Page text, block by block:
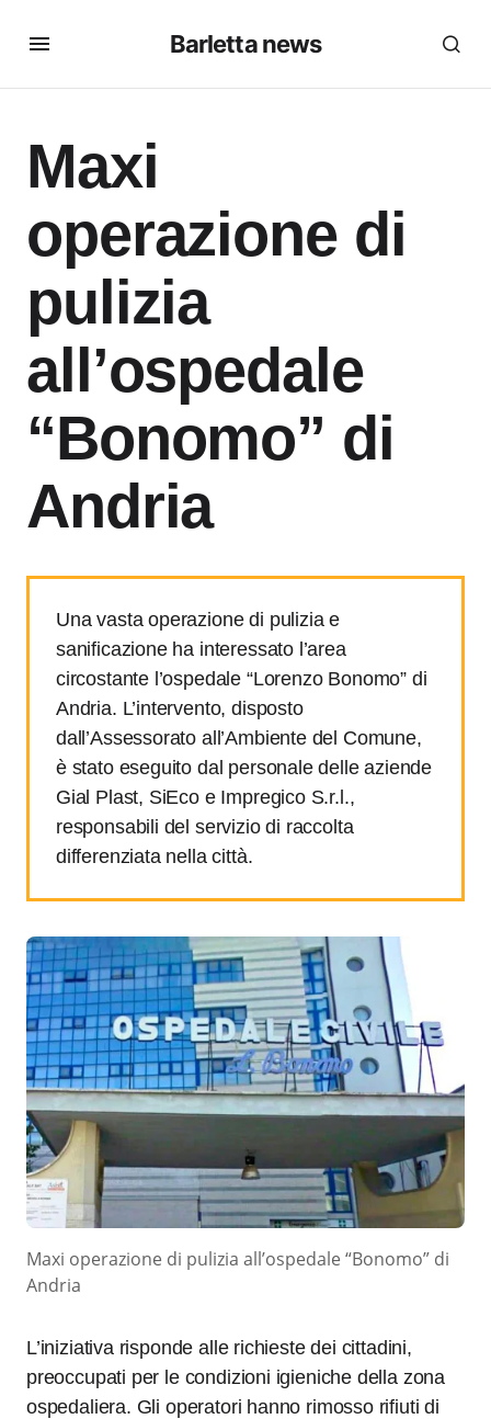
Barletta news
Maxi
operazione di
pulizia
all’ospedale
“Bonomo” di
Andria
Una vasta operazione di pulizia e
sanificazione ha interessato l’area
circostante l’ospedale “Lorenzo Bonomo” di
Andria. L’intervento, disposto
dall’Assessorato all’Ambiente del Comune,
è stato eseguito dal personale delle aziende
Gial Plast, SiEco e Impregico S.r.l.,
responsabili del servizio di raccolta
differenziata nella città.
Maxi operazione di pulizia all’ospedale “Bonomo” di
Andria
L’iniziativa risponde alle richieste dei cittadini,
preoccupati per le condizioni igieniche della zona
ospedaliera. Gli operatori hanno rimosso rifiuti di